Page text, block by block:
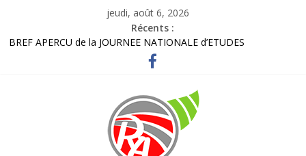
contenu
jeudi, août 6, 2026
Récents :
BREF APERCU de la JOURNEE NATIONALE d’ETUDES
Bordereau inscription visite LOHR
Lettre adhérents élus et usagers Octobre 2025
Gares routières : un rapport préconise d’améliorer l’information
L’AG de l’association – le 26 avril 2025